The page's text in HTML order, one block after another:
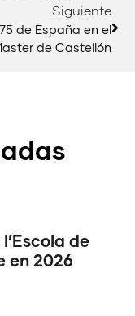
Siguiente
de España en el
de Castellón
de
en 2026